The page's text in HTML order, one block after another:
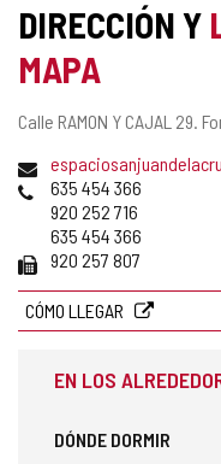
DIRECCIÓN Y
MAPA
Dirección
Calle RAMON Y CAJAL 29.
Dirección
de
correo
electrónico
Teléfonos
635 454 366
920 252 716
635 454 366
Fax 920 257 807
CÓMO LLEGAR
EN LOS
DÓNDE DORMIR